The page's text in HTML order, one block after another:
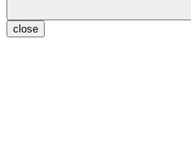
close